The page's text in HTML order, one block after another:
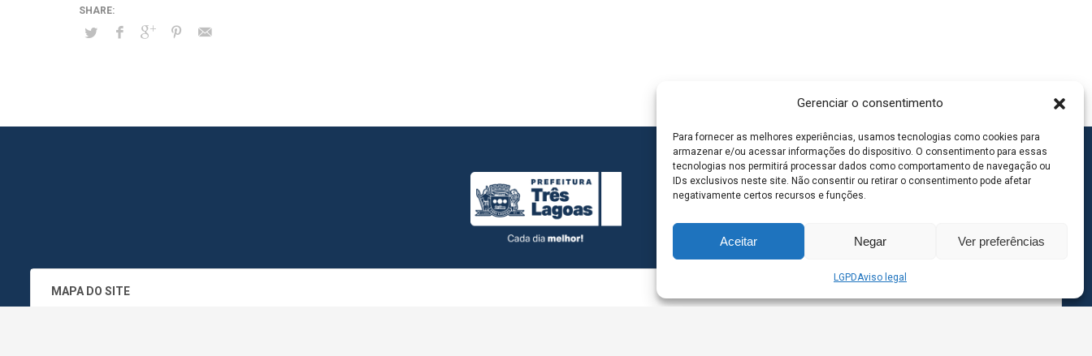
Gerenciar o consentimento
Para fornecer as melhores experiências, usamos tecnologias como cookies para
armazenar e/ou acessar informações do dispositivo. O consentimento para essas
tecnologias nos permitirá processar dados como comportamento de navegação ou
IDs exclusivos neste site. Não consentir ou retirar o consentimento pode afetar
negativamente certos recursos e funções.
Aceitar Negar Ver preferências
LGPDAviso legal
MAPA DO SITE